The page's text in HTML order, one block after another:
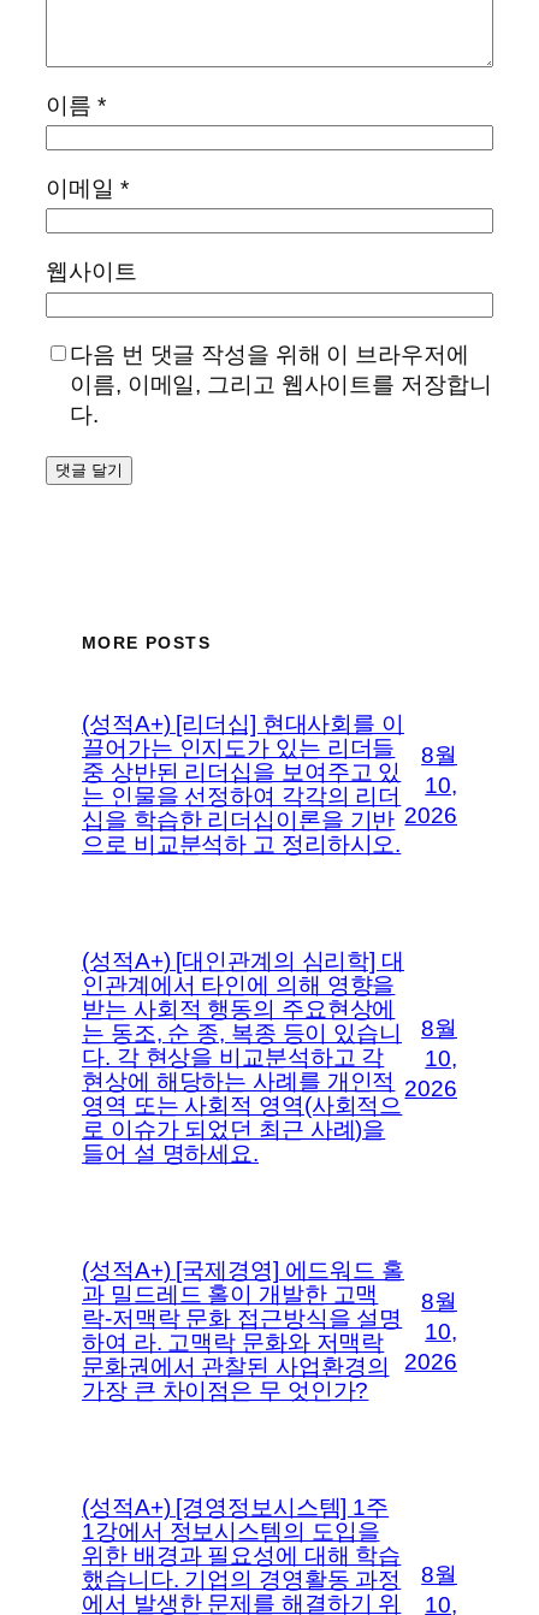
이름 *
이메일 *
웹사이트
다음 번 댓글 작성을 위해 이 브라우저에
이름, 이메일, 그리고 웹사이트를 저장합니
다.
MORE POSTS
(성적A+) [리더십] 현대사회를 이
끌어가는 인지도가 있는 리더들
중 상반된 리더십을 보여주고 있
는 인물을 선정하여 각각의 리더
십을 학습한 리더십이론을 기반
으로 비교분석하 고 정리하시오.
8월
10,
2026
(성적A+) [대인관계의 심리학] 대
인관계에서 타인에 의해 영향을
받는 사회적 행동의 주요현상에
는 동조, 순 종, 복종 등이 있습니
다. 각 현상을 비교분석하고 각
현상에 해당하는 사례를 개인적
영역 또는 사회적 영역(사회적으
로 이슈가 되었던 최근 사례)을
들어 설 명하세요.
8월
10,
2026
(성적A+) [국제경영] 에드워드 홀
과 밀드레드 홀이 개발한 고맥
락-저맥락 문화 접근방식을 설명
하여 라. 고맥락 문화와 저맥락
문화권에서 관찰된 사업환경의
가장 큰 차이점은 무 엇인가?
8월
10,
2026
(성적A+) [경영정보시스템] 1주
1강에서 정보시스템의 도입을
위한 배경과 필요성에 대해 학습
했습니다. 기업의 경영활동 과정
에서 발생한 문제를 해결하기 위
8월
10,